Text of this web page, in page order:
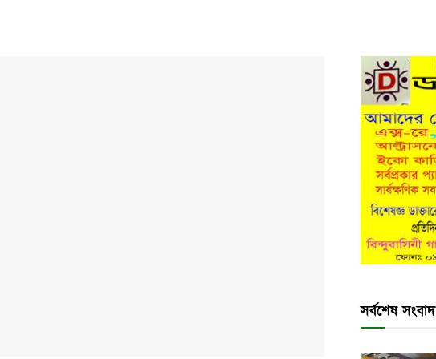
সর্বশেষ সংবাদ